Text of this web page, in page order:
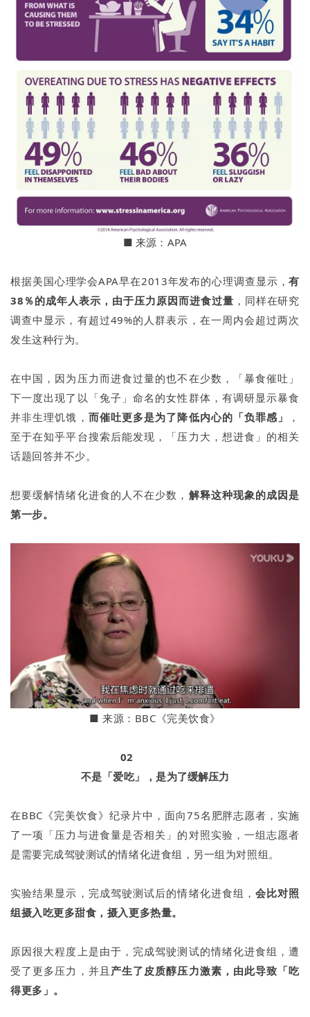
■ 来源：APA
根据美国心理学会APA早在2013年发布的心理调查显示，有
38％的成年人表示，由于压力原因而进食过量 ，同样在研究
调查中显示，有超过49%的人群表示，在一周内会超过两次
发生这种行为。
在中国，因为压力而进食过量的也不在少数，「暴食催吐」
下一度出现了以「兔子」命名的女性群体，有调研显示暴食
并非生理饥饿， 而催吐更多是为了降低内心的「负罪感」
，
至于在知乎平台搜索后能发现，「压力大，想进食」的相关
话题回答并不少。
想要缓解情绪化进食的人不在少数， 解释这种现象的成因是
第一步。
■ 来源：BBC《完美饮食》
02
不是「爱吃」，是为了缓解压力
在BBC《完美饮食》纪录片中，面向75名肥胖志愿者，实施
了一项「压力与进食量是否相关」的对照实验，一组志愿者
是需要完成驾驶测试的情绪化进食组，另一组为对照组。
实验结果显示，完成驾驶测试后的情绪化进食组，会比对照
组摄入吃更多甜食，摄入更多热量。
原因很大程度上是由于，完成驾驶测试的情绪化进食组，遭
受了更多压力，并且 产生了皮质醇压力激素，由此导致「吃
得更多」。